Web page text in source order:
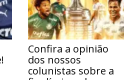
Confira a opinião
dos nossos
colunistas sobre a